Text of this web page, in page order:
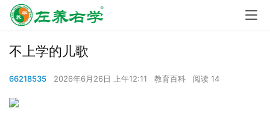
不上学的儿歌
66218535 2026年6月26日 上午12:11 教育百科 阅读 14